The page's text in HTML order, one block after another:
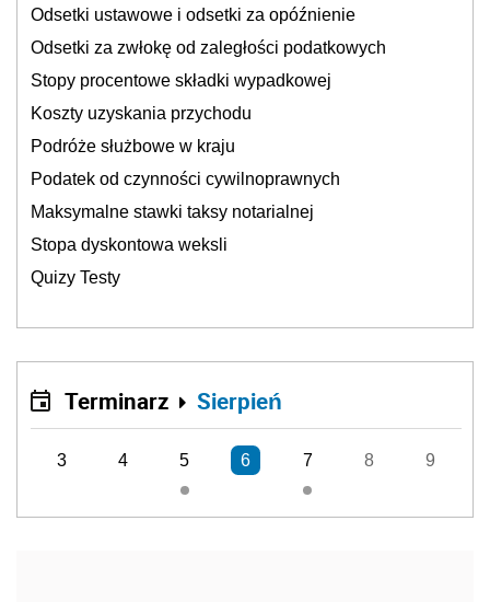
Odsetki ustawowe i odsetki za opóźnienie
Odsetki za zwłokę od zaległości podatkowych
Stopy procentowe składki wypadkowej
Koszty uzyskania przychodu
Podróże służbowe w kraju
Podatek od czynności cywilnoprawnych
Maksymalne stawki taksy notarialnej
Stopa dyskontowa weksli
Quizy Testy
Terminarz Sierpień
3 4 5 6 7 8 9